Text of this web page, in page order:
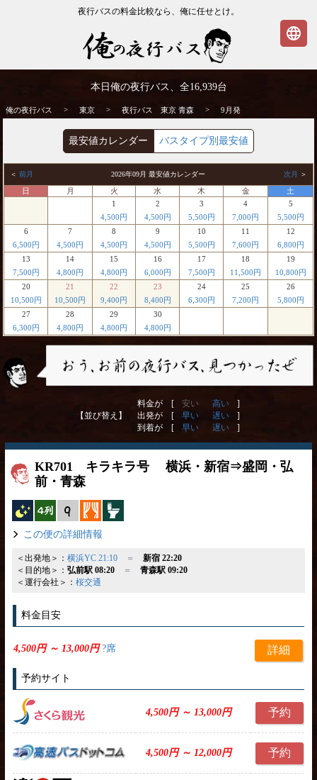
夜行バスの料金比較なら、俺に任せとけ。
| 俺の夜行バス
本日俺の夜行バス、全16,939台
俺の夜行バス > 東京 > 夜行バス 東京 青森 > 9月発
最安値カレンダー バスタイプ別最安値
＜ 前月 2026年09月 最安値カレンダー 次月 ＞
日 月 火 水 木 金
土
1
4,500円
2
4,500円
3
5,500円
4
7,000円
5
5,500円
6
6,500円
7
4,500円
8
4,500円
9
4,500円
10
5,500円
11
7,600円
12
6,800円
13
7,500円
14
4,800円
15
4,800円
16
6,000円
17
7,500円
18
11,500円
19
10,800円
20
10,500円
21
10,500円
22
9,400円
23
8,400円
24
6,300円
25
7,200円
26
5,800円
27
6,300円
28
4,800円
29
4,800円
30
4,800円
【並び替え】
料金が [ 安い 高い
]
出発が [
早い 遅い
]
到着が [
早い 遅い ]
KR701 キラキラ号 横浜・新宿⇒盛岡・弘
前・青森
夜行バス
横4列 縦9列 カーテン
この便の詳細情報
＜出発地＞： 横浜YC 21:10＝ 新宿 22:20
＜目的地＞： 弘前駅 08:20＝ 青森駅 09:20
＜運行会社＞： 桜交通
料金目安
4,500円 ～ 13,000円?席 詳細
予約サイト
4,500円 ～ 13,000円 予約
4,500円 ～ 12,000円 予約
language